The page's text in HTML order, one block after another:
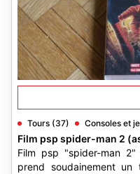
Tours (37) Consoles et
Film psp spider-man 2
Film psp "spider-man
prend soudainement un